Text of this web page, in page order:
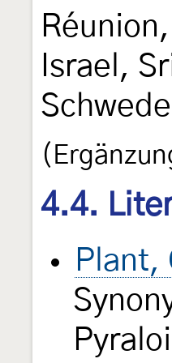
Israel,
4.4.
Plant,